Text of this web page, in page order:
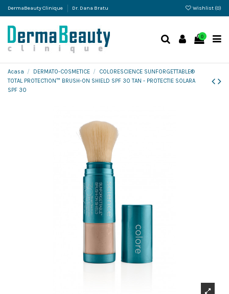
DermaBeauty Clinique Dr. Dana Bratu Wishlist (0)
0
Acasa DERMATO-COSMETICE
COLORESCIENCE SUNFORGETTABLE®
TOTAL PROTECTION™ BRUSH-ON SHIELD SPF 30 TAN - PROTECTIE SOLARA
SPF 30